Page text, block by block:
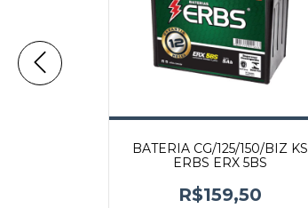
BATERIA CG/125/150/BIZ KS
ERBS ERX 5BS
R$159,50